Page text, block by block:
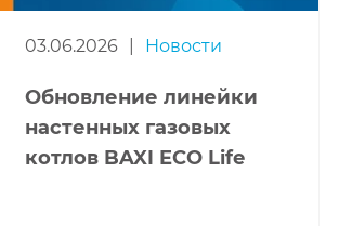
03.06.2026 Новости
Обновление линейки
настенных газовых
котлов BAXI ECO Life